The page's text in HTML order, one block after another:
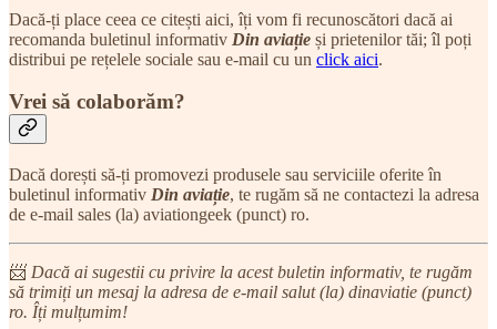
Dacă-ți place ceea ce citești aici, îți vom fi recunoscători dacă ai
recomanda buletinul informativ Din aviație și prietenilor tăi; îl poți
distribui pe rețelele sociale sau e-mail cu un click aici.
Vrei să colaborăm?
Dacă dorești să-ți promovezi produsele sau serviciile oferite în
buletinul informativ Din aviație, te rugăm să ne contactezi la adresa
de e-mail sales (la) aviationgeek (punct) ro.
📨 Dacă ai sugestii cu privire la acest buletin informativ, te rugăm
să trimiți un mesaj la adresa de e-mail salut (la) dinaviatie (punct)
ro. Îți mulțumim!